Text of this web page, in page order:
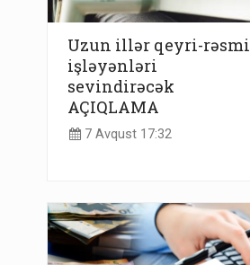
Uzun illər qeyri-rəsmi
işləyənləri
sevindirəcək
AÇIQLAMA
7 Avqust 17:32